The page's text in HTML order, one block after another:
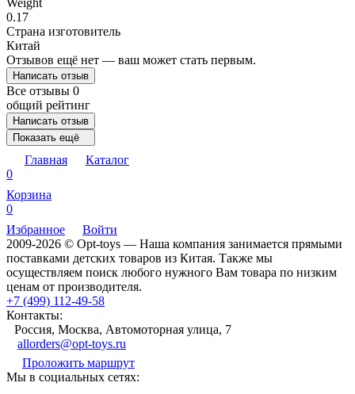
0.17
Страна изготовитель
Китай
Отзывов ещё нет — ваш может стать первым.
Написать отзыв
Все отзывы 0
общий рейтинг
Написать отзыв
Показать ещё
Главная
Каталог
0
Корзина
0
Избранное
Войти
2009-2026 © Opt-toys — Наша компания занимается прямыми
поставками детских товаров из Китая. Также мы
осуществляем поиск любого нужного Вам товара по низким
ценам от производителя.
+7 (499) 112-49-58
Контакты:
Россия, Москва, Автомоторная улица, 7
allorders@opt-toys.ru
Проложить маршрут
Мы в социальных сетях: